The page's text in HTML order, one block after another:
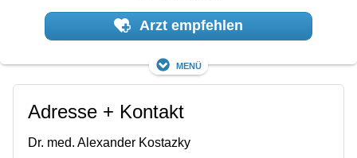
Arzt empfehlen
Menü
Adresse + Kontakt
Dr. med. Alexander Kostazky